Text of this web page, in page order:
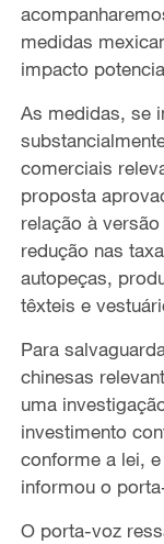
medidas
impacto
As medidas, se
comerciais
proposta
relação à
redução nas
autopeças,
têxteis e
Para
chinesas
uma
investimento
conforme a lei,
informou o
O porta-voz